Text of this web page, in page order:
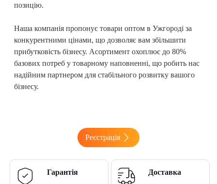
позицію.
Наша компанія пропонує товари оптом в Ужгороді за
конкурентними цінами, що дозволяє вам збільшити
прибутковість бізнесу. Асортимент охоплює до 80%
базових потреб у товарному наповненні, що робить нас
надійним партнером для стабільного розвитку вашого
бізнесу.
Реєстрація
Гарантія Доставка